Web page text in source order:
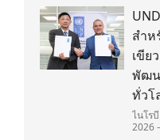
สำห
เขีย
พัฒน
ทั่วโ
ไนโร
2026